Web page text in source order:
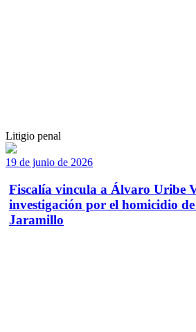
Litigio penal
19 de junio de 2026
Fiscalía vincula a Álvaro Uribe
investigación por el homicidio
Jaramillo